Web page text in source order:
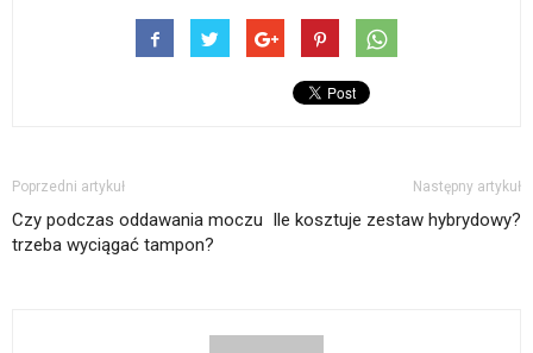
Poprzedni artykuł
Czy podczas oddawania moczu
trzeba wyciągać tampon?
Następny artykuł
Ile kosztuje zestaw hybrydowy?